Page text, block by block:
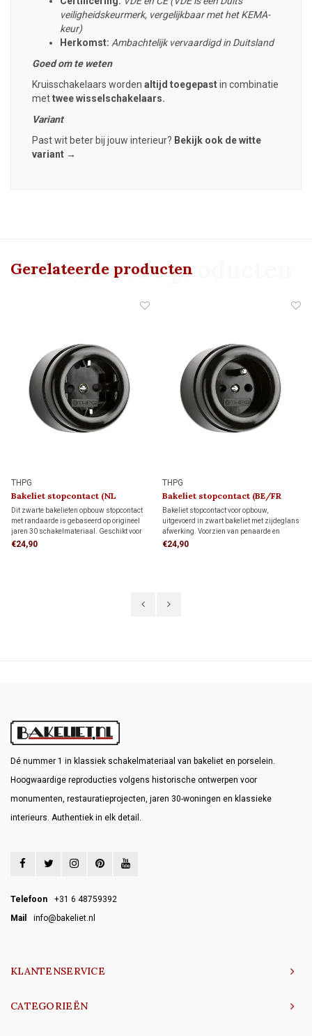
veiligheidskeurmerk, vergelijkbaar met het KEMA-
keur)
Herkomst: Ambachtelijk vervaardigd in Duitsland
Goed om te weten
Kruisschakelaars worden altijd toegepastin combinatie
mettwee wisselschakelaars.
Variant
Past wit beter bij jouw interieur? Bekijk ook de witte
variant →
Gerelateerde producten
Gerelateerde producten
THPG
Bakeliet stopcontact (NL
kindveilig) 1930
Dit zwarte bakelieten opbouw stopcontact
met randaarde is gebaseerd op origineel
jaren 30 schakelmateriaal. Geschikt voor
bedrading via de achterzijde (wandinvoer)
€24,90
THPG
Bakeliet stopcontact (BE/FR
kindveilig) 1930
Bakeliet stopcontact voor opbouw,
uitgevoerd in zwart bakeliet met zijdeglans
afwerking. Voorzien van penaarde en
kinderbeveiliging. Geschikt voor bedrading
€24,90
Dé nummer 1 in klassiek schakelmateriaal van bakeliet en porselein.
Hoogwaardige reproducties volgens historische ontwerpen voor
monumenten, restauratieprojecten, jaren 30-woningen en klassieke
interieurs. Authentiek in elk detail.
Telefoon
+31 6 48759392
Mail
info@bakeliet.nl
KLANTENSERVICE
CATEGORIEËN